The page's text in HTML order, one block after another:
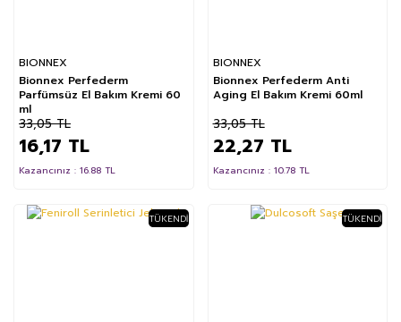
BIONNEX
Bionnex Perfederm
Parfümsüz El Bakım Kremi 60
ml
16,17 TL
33,05 TL
Kazancınız : 16.88 TL
BIONNEX
Bionnex Perfederm Anti
Aging El Bakım Kremi 60ml
22,27 TL
33,05 TL
Kazancınız : 10.78 TL
TÜKENDI TÜKENDI